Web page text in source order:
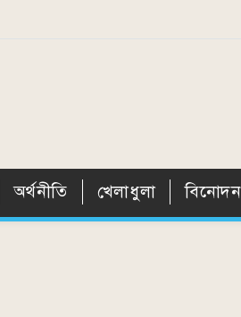
অর্থনীতি খেলাধুলা বিনোদন